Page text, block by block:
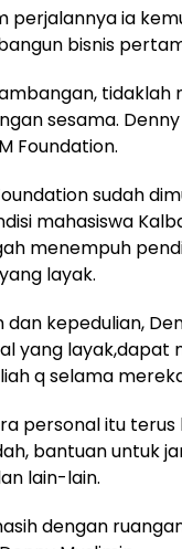
perjalannya ia
bisnis
sesama.
Foundation.
sudah
mahasiswa
menempuh
layak.
kepedulian,
yang layak,dapat
q selama
personal itu
bantuan untuk
lain-lain.
dengan